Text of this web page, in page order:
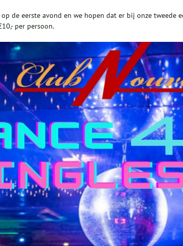
de eerste avond en we hopen dat er bij onze tweede
per persoon.